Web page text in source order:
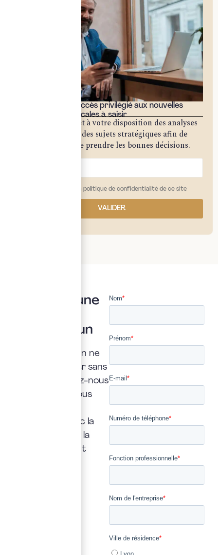
Bénéficiez d'un accès privilégié aux nouvelles
opportunités fiscales à saisir
Notre cabinet met à votre disposition des analyses
approfondies sur des sujets stratégiques afin de
vous permettre de prendre les bonnes décisions.
j'ai lu et j'accepte la politique de confidentialité de ce site
VALIDER
Vous avez une
Posez là à un
Une interrogation ne
doit jamais rester sans
réponse. Confiez-nous
la vôtre : nous vous
rapidement, avec la
transparence et la
précision qui font